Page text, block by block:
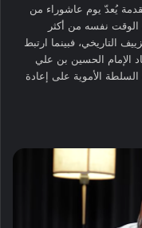
يُعدّ يوم عاشوراء من
الوقت نفسه من أكثر
التاريخي، فبينما ارتبط
الإمام الحسين بن علي
كربلاء سنة 61 هـ، عملت السلطة الأموية على إعادة